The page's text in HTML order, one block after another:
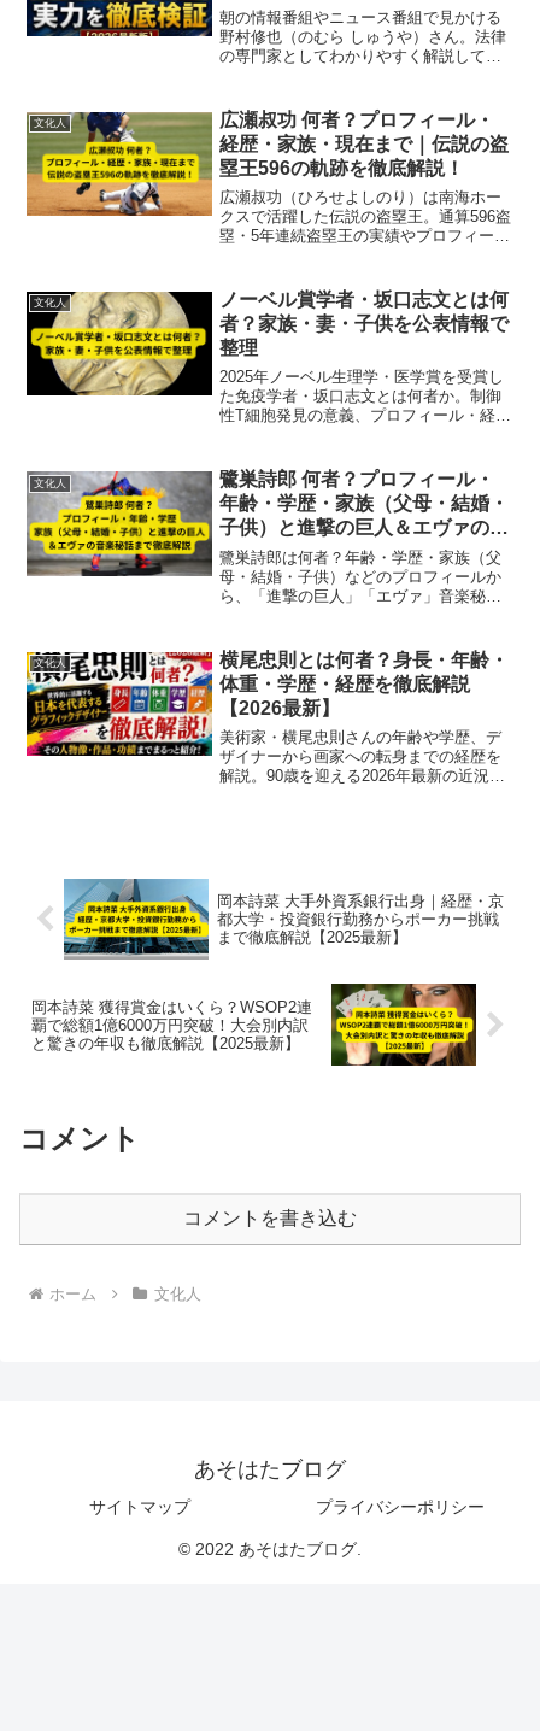
朝の情報番組やニュース番組で見かける
野村修也（のむら しゅうや）さん。法律
の専門家としてわかりやすく解説してく
があります。この記事では、野村修也さ
んの評判について、良い評...
文化人
広瀬叔功 何者？プロフィール・
経歴・家族・現在まで｜伝説の盗
塁王596の軌跡を徹底解説！
広瀬叔功（ひろせよしのり）は南海ホー
クスで活躍した伝説の盗塁王。通算596盗
塁・5年連続盗塁王の実績やプロフィー
在までを徹底解説します。
文化人
ノーベル賞学者・坂口志文とは何
者？家族・妻・子供を公表情報で
整理
2025年ノーベル生理学・医学賞を受賞し
た免疫学者・坂口志文とは何者か。制御
性T細胞発見の意義、プロフィール・経
文化人
鷺巣詩郎 何者？プロフィール・
年齢・学歴・家族（父母・結婚・
子供）と進撃の巨人＆エヴァの音
楽秘話まで徹底解説
鷺巣詩郎は何者？年齢・学歴・家族（父
母・結婚・子供）などのプロフィールか
ら、「進撃の巨人」「エヴァ」音楽秘話
文化人
横尾忠則とは何者？身長・年齢・
体重・学歴・経歴を徹底解説
【2026最新】
美術家・横尾忠則さんの年齢や学歴、デ
ザイナーから画家への転身までの経歴を
解説。90歳を迎える2026年最新の近況も
岡本詩菜 大手外資系銀行出身｜経歴・京
都大学・投資銀行勤務からポーカー挑戦
まで徹底解説【2025最新】
岡本詩菜 獲得賞金はいくら？WSOP2連
覇で総額1億6000万円突破！大会別内訳
と驚きの年収も徹底解説【2025最新】
コメント
コメントを書き込む
ホーム 文化人
あそはたブログ
サイトマップ プライバシーポリシー
© 2022 あそはたブログ.